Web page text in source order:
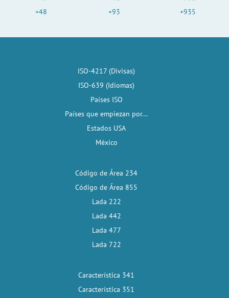
+48
+93
+935
ISO-4217 (Divisas)
ISO-639 (Idiomas)
Países ISO
Países que empiezan por...
Estados USA
México
Código de Área 234
Código de Área 855
Lada 222
Lada 442
Lada 477
Lada 722
Característica 341
Característica 351